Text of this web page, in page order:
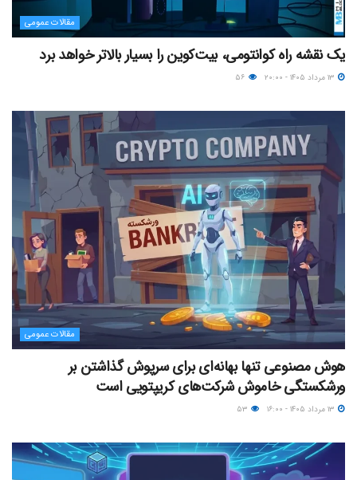
مقالات عمومی
یک نقشه راه کوانتومی، بیت‌کوین را بسیار بالاتر خواهد برد
مقالات عمومی
هوش مصنوعی تنها بهانه‌ای برای سرپوش گذاشتن بر
ورشکستگی خاموش شرکت‌های کریپتویی است